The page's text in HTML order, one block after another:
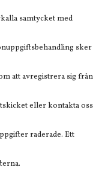
samtycket med
sker
att avregistrera sig från
eller kontakta oss
raderade. Ett